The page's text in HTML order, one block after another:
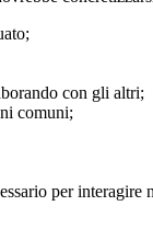
con gli altri;
comuni;
per interagire